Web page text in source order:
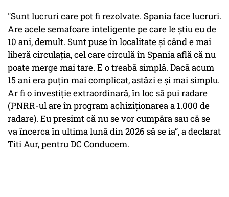
"Sunt lucruri care pot fi rezolvate. Spania face lucruri.
Are acele semafoare inteligente pe care le știu eu de
10 ani, demult. Sunt puse în localitate și când e mai
liberă circulația, cel care circulă în Spania află că nu
poate merge mai tare. E o treabă simplă. Dacă acum
15 ani era puțin mai complicat, astăzi e și mai simplu.
Ar fi o investiție extraordinară, în loc să pui radare
(PNRR-ul are în program achiziționarea a 1.000 de
radare). Eu presimt că nu se vor cumpăra sau că se
va încerca în ultima lună din 2026 să se ia”, a declarat
Titi Aur, pentru DC Conducem.